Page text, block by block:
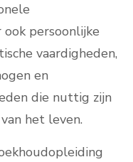
persoonlijke
vaardigheden,
en
die nuttig zijn
het leven.